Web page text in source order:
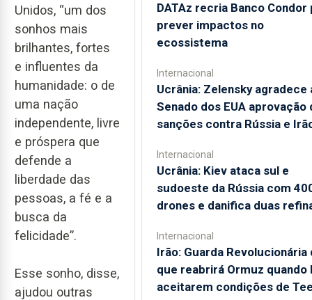
Unidos, “um dos
sonhos mais
brilhantes, fortes
e influentes da
humanidade: o de
uma nação
independente, livre
e próspera que
defende a
liberdade das
pessoas, a fé e a
busca da
felicidade”.
Esse sonho, disse,
ajudou outras
DATAz recria Banco Condor
prever impactos no
ecossistema
Internacional
Ucrânia: Zelensky agradece
Senado dos EUA aprovação
sanções contra Rússia e
Internacional
Ucrânia: Kiev ataca sul e
sudoeste da Rússia com
drones e danifica duas
Internacional
Irão: Guarda Revolucionária
que reabrirá Ormuz quando
aceitarem condições de